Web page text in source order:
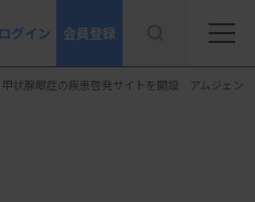
ログイン 会員登録
甲状腺眼症の疾患啓発サイトを開設 アムジェン